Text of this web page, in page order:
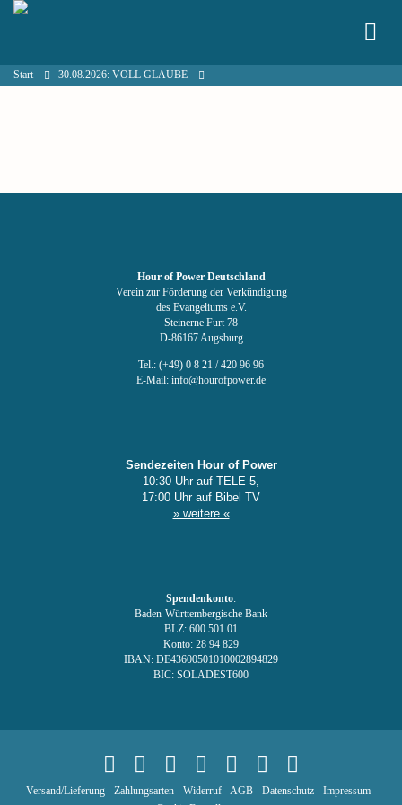
Start 30.08.2026: VOLL GLAUBE
Hour of Power Deutschland
Verein zur Förderung der Verkündigung
des Evangeliums e.V.
Steinerne Furt 78
D-86167 Augsburg
Tel.: (+49) 0 8 21 / 420 96 96
E-Mail: info@hourofpower.de
Sendezeiten Hour of Power
10:30 Uhr auf TELE 5,
17:00 Uhr auf Bibel TV
» weitere «
Spendenkonto:
Baden-Württembergische Bank
BLZ: 600 501 01
Konto: 28 94 829
IBAN: DE43600501010002894829
BIC: SOLADEST600
Versand/Lieferung- Zahlungsarten- Widerruf-AGB- Datenschutz- Impressum-